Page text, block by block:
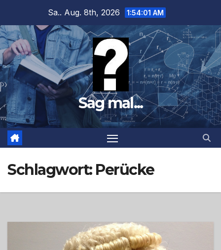
springen
Sa.. Aug. 8th, 2026 1:54:02 AM
Sag mal...
Schlagwort: Perücke